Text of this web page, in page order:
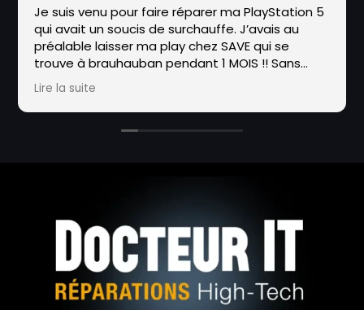
Je suis venu pour faire réparer ma PlayStation 5
qui avait un soucis de surchauffe. J’avais au
préalable laisser ma play chez SAVE qui se
trouve à brauhauban pendant 1 MOIS !! Sans
réparation de leur part. J’ai donc emmené la
PlayStation à cet endroit, et en 48h seulement
maxime a réparer la console qui avait un soucis
de métal liquide.Tout ça avec un grand
foncez les yeux fermés !!!
Lire la suite